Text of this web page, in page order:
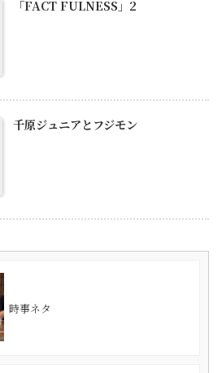
「FACT FULNESS」2
千原ジュニアとフジモン
時事ネタ